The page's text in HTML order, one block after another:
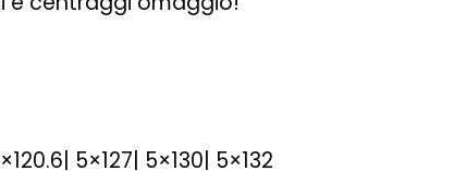
5×127| 5×130| 5×132